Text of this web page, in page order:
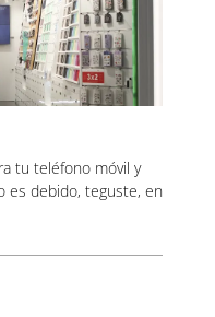
tu teléfono móvil y
es debido, teguste, en